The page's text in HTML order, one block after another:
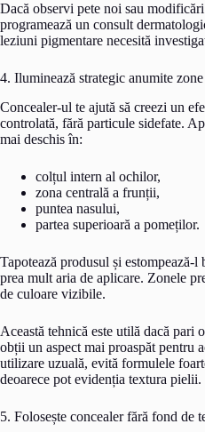
Dacă observi pete noi sau
programează un consult
leziuni pigmentare necesită
4. Iluminează strategic anumite
Concealer-ul te ajută să creezi un
controlată, fără particule sidefate.
mai deschis în:
colțul intern al ochilor,
zona centrală a frunții,
puntea nasului,
partea superioară a pomeților.
Tapotează produsul și estompează-
prea mult aria de aplicare. Zonele
de culoare vizibile.
Această tehnică este utilă dacă pari
obții un aspect mai proaspăt pentru
utilizare uzuală, evită formulele
deoarece pot evidenția textura pielii.
5. Folosește concealer fără fond de